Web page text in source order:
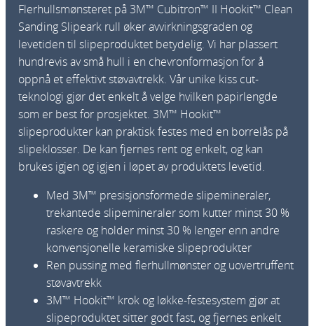
Flerhullsmønsteret på 3M™ Cubitron™ II Hookit™ Clean
Sanding Slipeark rull øker avvirkningsgraden og
levetiden til slipeproduktet betydelig. Vi har plassert
hundrevis av små hull i en chevronformasjon for å
oppnå et effektivt støvavtrekk. Vår unike kiss cut-
teknologi gjør det enkelt å velge hvilken papirlengde
som er best for prosjektet. 3M™ Hookit™
slipeprodukter kan praktisk festes med en borrelås på
slipeklosser. De kan fjernes rent og enkelt, og kan
brukes igjen og igjen i løpet av produktets levetid.
Med 3M™ presisjonsformede slipemineraler,
trekantede slipemineraler som kutter minst 30 %
raskere og holder minst 30 % lenger enn andre
konvensjonelle keramiske slipeprodukter
Ren pussing med flerhullmønster og uovertruffent
støvavtrekk
3M™ Hookit™ krok og løkke-festesystem gjør at
slipeproduktet sitter godt fast, og fjernes enkelt